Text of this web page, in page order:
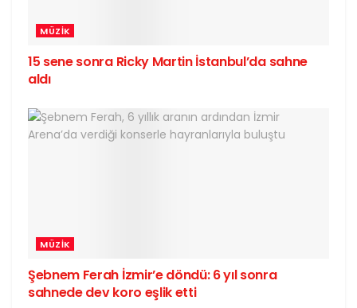
MÜZIK
15 sene sonra Ricky Martin İstanbul’da sahne
aldı
MÜZIK
Şebnem Ferah İzmir’e döndü: 6 yıl sonra
sahnede dev koro eşlik etti